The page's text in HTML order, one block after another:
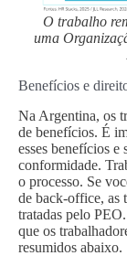
O trabalho
uma
Benefícios e
Na Argentina, os
de benefícios. É
esses benefícios e
conformidade.
o processo. Se
de back-office, as
tratadas pelo
que os
resumidos abaixo.